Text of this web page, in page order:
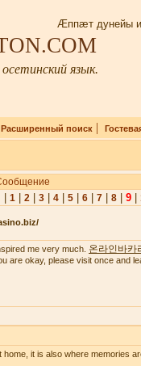
Æппæт дунейы
язык.
Расширенный поиск|
1| 2| 3| 4| 5| 6| 7| 8| 9|
me very much. 온라인바카
are okay, please visit once and
home, it is also where memories